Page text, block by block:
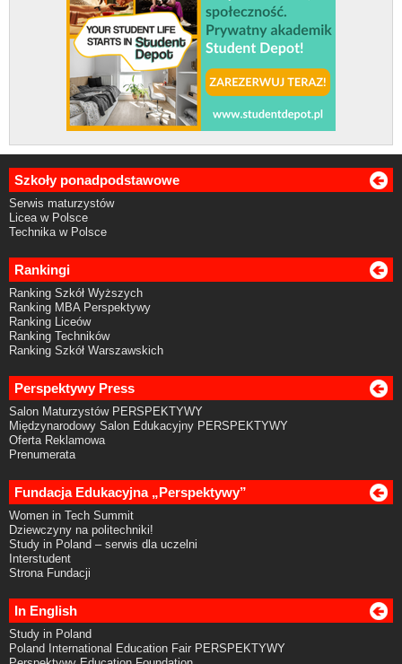
Szkoły ponadpodstawowe
Serwis maturzystów
Licea w Polsce
Technika w Polsce
Rankingi
Ranking Szkół Wyższych
Ranking MBA Perspektywy
Ranking Liceów
Ranking Techników
Ranking Szkół Warszawskich
Perspektywy Press
Salon Maturzystów PERSPEKTYWY
Międzynarodowy Salon Edukacyjny PERSPEKTYWY
Oferta Reklamowa
Prenumerata
Fundacja Edukacyjna „Perspektywy”
Women in Tech Summit
Dziewczyny na politechniki!
Study in Poland – serwis dla uczelni
Interstudent
Strona Fundacji
In English
Study in Poland
Poland International Education Fair PERSPEKTYWY